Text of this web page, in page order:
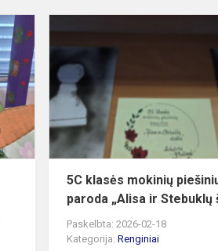
6B
klasių
mokinių
savarankiškai
perskaitytų
knygų
5C klasės mokinių
paroda „Alisa ir Stebuklų
Paskelbta: 2026-02-18
Kategorija:Renginiai